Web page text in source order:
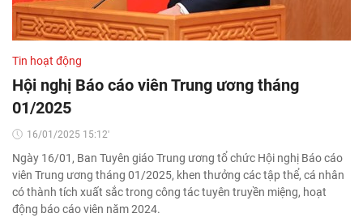
Tin hoạt động
Hội nghị Báo cáo viên Trung ương tháng
01/2025
16/01/2025 15:12'
Ngày 16/01, Ban Tuyên giáo Trung ương tổ chức Hội nghị Báo cáo
viên Trung ương tháng 01/2025, khen thưởng các tập thể, cá nhân
có thành tích xuất sắc trong công tác tuyên truyền miệng, hoạt
động báo cáo viên năm 2024.